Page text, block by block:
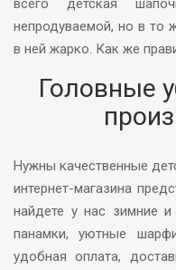
всего детская
непродуваемой, но в
в ней жарко. Как же
Головные
Нужны качественные
интернет-магазина
найдете у нас зимние
панамки, уютные
удобная оплата,